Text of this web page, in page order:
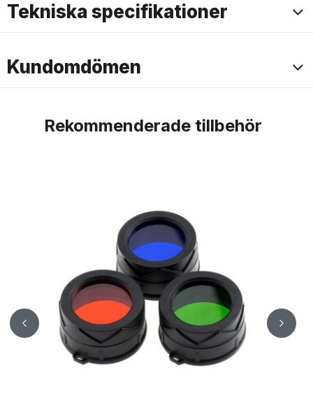
Tekniska specifikationer
Kundomdömen
Rekommenderade tillbehör